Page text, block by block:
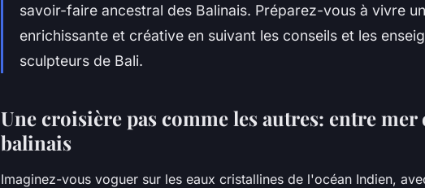
savoir-faire ancestral des Balinais. Préparez-vous à vivre
enrichissante et créative en suivant les conseils et les
sculpteurs de Bali.
Une croisière pas comme les autres: entre mer
balinais
Imaginez-vous voguer sur les eaux cristallines de l'océan Indien,